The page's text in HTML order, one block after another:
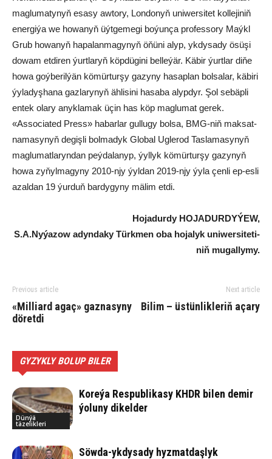
mag­lu­ma­ty­nyň esa­sy aw­to­ry, Lon­do­nyň uni­wer­si­tet kol­le­ji­niň
ener­gi­ýa we ho­wa­nyň üýt­ge­me­gi bo­ýun­ça pro­fes­so­ry Maýkl
Grub ho­wa­nyň ha­pa­lan­ma­gy­nyň öňü­ni alyp, yk­dy­sa­dy ösü­şi
do­wam et­di­ren ýurtlaryň köpdügini bel­le­ýär. Kä­bir ýurt­lar di­ňe
ho­wa goý­be­ril­ýän kö­mür­tur­şy ga­zy­ny ha­sap­lan bol­sa­lar, kä­bi­ri
ýy­la­dyş­ha­na gaz­la­ry­nyň äh­li­si­ni ha­sa­ba alyp­dyr. Şol se­bäp­li
en­tek ola­ry anyk­la­mak üçin has köp mag­lu­mat ge­rek.
«As­socia­ted Press» ha­bar­lar gul­lu­gy bol­sa, BMG-niň mak­sat­
na­ma­sy­nyň de­giş­li bol­ma­dyk Glo­bal Ug­le­rod Tas­la­ma­sy­nyň
mag­lu­mat­la­ryn­dan peý­da­la­nyp, ýyl­lyk kö­mür­tur­şy ga­zy­nyň
ho­wa zy­ňyl­ma­gy­ny 2010-njy ýyl­dan 2019-njy ýy­la çen­li ep-es­li
azal­dan 19 ýur­duň bar­dy­gy­ny mä­lim et­di.
Ho­ja­dur­dy HO­JA­DUR­DY­ÝEW,
S.A.Ny­ýa­zow adyn­da­ky Türk­men oba ho­ja­lyk uni­wer­si­te­ti­
niň mu­gal­ly­my.
Previous article
«Mil­liard agaç» gaz­na­sy­ny
dö­ret­di
Next article
Bi­lim – üs­tün­lik­le­riň aça­ry
GYZYKLY BOLUP BILER
Dünýä
täzelikleri
Koreýa Respublikasy KHDR bilen demir
ýoluny dikelder
Söwda-ykdysady hyzmatdaşlyk